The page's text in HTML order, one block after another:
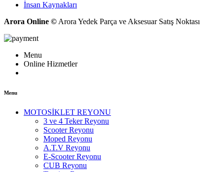
İnsan Kaynakları
Arora Online © Arora Yedek Parça ve Aksesuar Satış Noktası
Menu
Online Hizmetler
Menu
MOTOSİKLET REYONU
3 ve 4 Teker Reyonu
Scooter Reyonu
Moped Reyonu
A.T.V Reyonu
E-Scooter Reyonu
CUB Reyonu